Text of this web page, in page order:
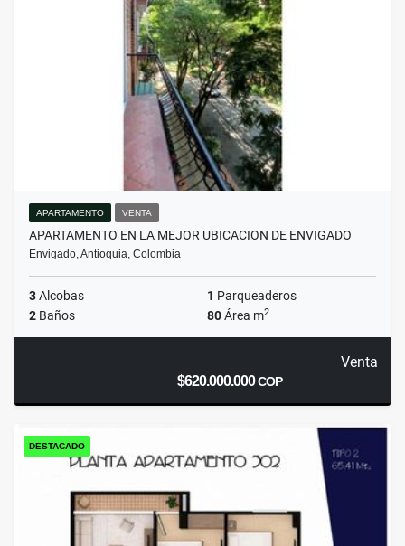
APARTAMENTO VENTA
APARTAMENTO EN LA MEJOR UBICACION DE ENVIGADO
Envigado, Antioquia, Colombia
3Alcobas 1 Parqueaderos
2 Baños 80Área m2
Venta
$620.000.000COP
DESTACADO